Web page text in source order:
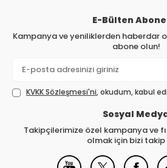
E-Bülten
Kampanya ve yeniliklerden haberdar
abone olun!
KVKK Sözleşmesi'ni, okudum, kabul
Sosyal
Takipçilerimize özel kampanya ve
olmak için bizi takip